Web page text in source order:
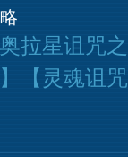
拉星诅咒
【灵魂诅